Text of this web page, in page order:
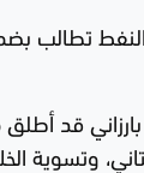
تطالب
قد أطلق
وتسوية